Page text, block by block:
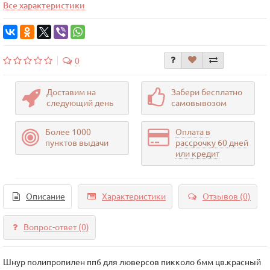
Все характеристики
0
Доставим на
следующий день
Забери бесплатно
самовывозом
Более 1000
пунктов выдачи
Оплата в
рассрочку 60 дней
или кредит
Описание Характеристики Отзывов (0)
Вопрос-ответ(0)
Шнур полипропилен пп6 для люверсов пикколо 6мм цв.красный